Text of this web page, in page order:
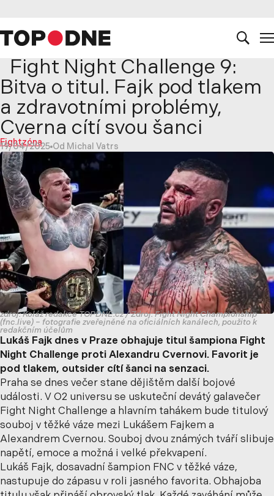
Fight Night Challenge 9:
Bitva o titul. Fajk pod tlakem
a zdravotními problémy,
Cverna cítí svou šanci
Fightzóna
19/04/2025 Od Michal Vatrs
zdroj: Koláž redakce TOPDNE.cz / Zdroj: Fight Night Championship
(fnc.live) – fotografie zveřejněné na oficiálních kanálech, použito k
redakčním účelům
Lukáš Fajk dnes v Praze obhajuje titul šampiona Fight
Night Challenge proti Alexandru Cvernovi. Favorit je
pod tlakem, outsider cítí šanci na senzaci.
Praha se dnes večer stane dějištěm další bojové
události. V O2 universu se uskuteční devátý galavečer
Fight Night Challenge a hlavním tahákem bude titulový
souboj v těžké váze mezi Lukášem Fajkem a
Alexandrem Cvernou. Souboj dvou známých tváří slibuje
napětí, emoce a možná i velké překvapení.
Lukáš Fajk, dosavadní šampion FNC v těžké váze,
nastupuje do zápasu v roli jasného favorita. Obhajoba